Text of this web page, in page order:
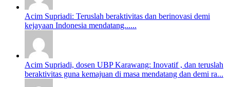
Acim Supriadi: Teruslah beraktivitas dan berinovasi demi
kejayaan Indonesia mendatang......
Acim Supriadi, dosen UBP Karawang: Inovatif , dan teruslah
beraktivitas guna kemajuan di masa mendatang dan demi ra...